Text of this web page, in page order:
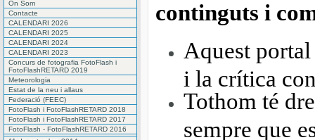
On Som
Contacte
CALENDARI 2026
CALENDARI 2025
CALENDARI 2024
CALENDARI 2023
Concurs de fotografia FotoFlash i
FotoFlashRETARD 2019
Meteorologia
Estat de la neu i allaus
Federació (FEEC)
FotoFlash i FotoFlashRETARD 2018
FotoFlash i FotoFlashRETARD 2017
FotoFlash - FotoFlashRETARD 2016
continguts i
Aquest
i la crítica
Tothom té
sempre que